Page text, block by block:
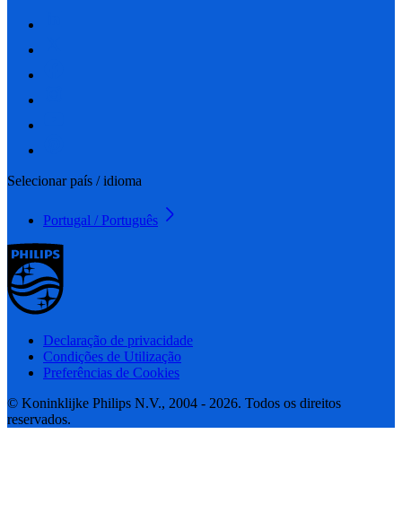
Selecionar país / idioma
Portugal / Português
Declaração de privacidade
Condições de Utilização
Preferências de Cookies
© Koninklijke Philips N.V., 2004 - 2026. Todos os direitos
reservados.